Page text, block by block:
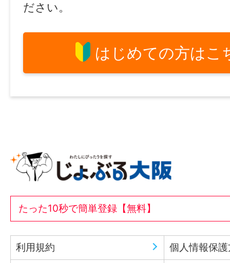
ださい。
はじめての方はこ
たった10秒で簡単登録【無料】
利用規約 個人情報保